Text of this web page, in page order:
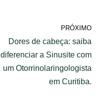
PRÓXIMO
Dores de cabeça: saiba
diferenciar a Sinusite com
um Otorrinolaringologista
em Curitiba.